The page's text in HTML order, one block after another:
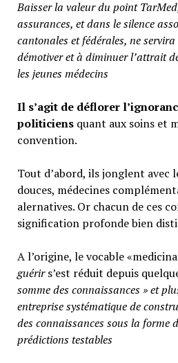
Baisser la valeur du point
assurances, et dans le silence
cantonales et fédérales, ne
démotiver et à diminuer l’attrait
les jeunes médecins
Il s’agit de déflorer
politiciensquant aux soins et
convention.
Tout d’abord, ils jonglent avec
douces, médecines
alernatives. Or chacun de ces
signification profonde bien
A l’origine, le vocable
guérirs’est réduit depuis
somme des connaissances » et
entreprise systématique de
des connaissances sous la forme
prédictions testables